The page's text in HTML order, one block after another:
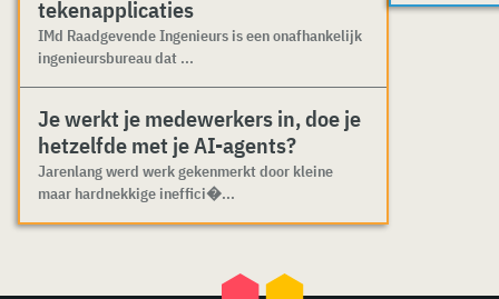
tekenapplicaties
IMd Raadgevende Ingenieurs is een onafhankelijk
ingenieursbureau dat ...
Je werkt je medewerkers in, doe je
hetzelfde met je AI-agents?
Jarenlang werd werk gekenmerkt door kleine
maar hardnekkige ineffici�...